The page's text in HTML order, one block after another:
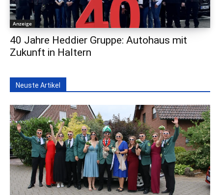
Anzeige
40 Jahre Heddier Gruppe: Autohaus mit
Zukunft in Haltern
Neuste Artikel